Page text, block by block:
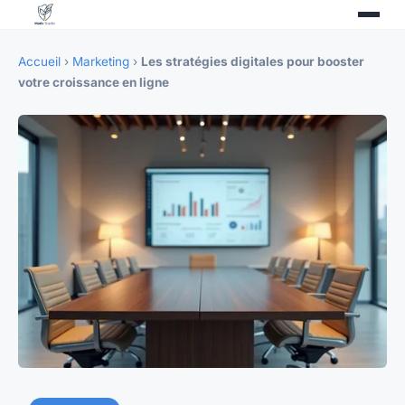
Accueil › Marketing › Les stratégies digitales pour booster
votre croissance en ligne